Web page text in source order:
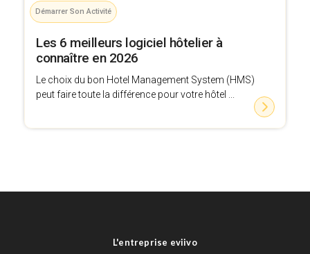
Démarrer Son Activité
Les 6 meilleurs logiciel hôtelier à
connaître en 2026
Le choix du bon Hotel Management System (HMS)
peut faire toute la différence pour votre hôtel ...
L'entreprise eviivo